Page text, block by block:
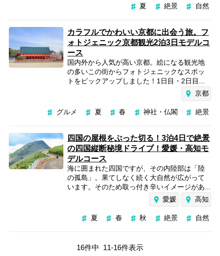
夏 絶景 自然
カラフルでかわいい京都に出会う旅。フ
ォトジェニック京都観光2泊3日モデルコ
ース
国内外から人気が高い京都。絵になる観光地
の多いこの街からフォトジェニックなスポッ
トをピックアップしました！1日目・2日目...
京都
グルメ 夏 春 神社・仏閣 絶景
四国の屋根をぶった切る！3泊4日で絶景
の四国縦断秘境ドライブ！愛媛・高知モ
デルコース
海に囲まれた四国ですが、その内陸部は「陸
の孤島」。果てしなく続く大自然が広がって
います。そのため取っ付き辛いイメージがあ...
愛媛
高知
夏 春 秋 絶景 自然
16件中 11-16件表示